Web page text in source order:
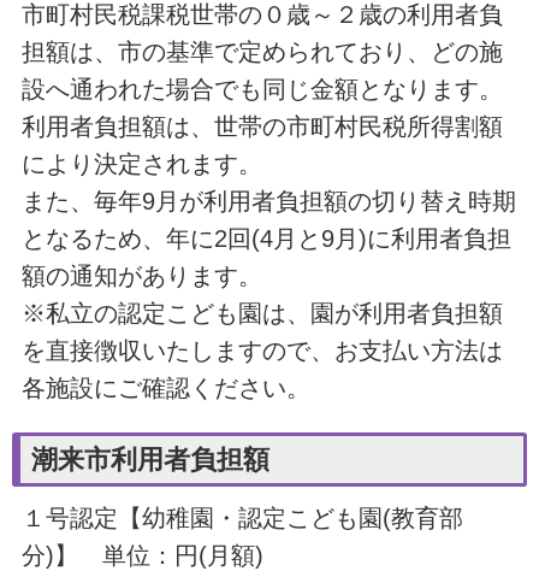
市町村民税課税世帯の０歳～２歳の利用者負
担額は、市の基準で定められており、どの施
設へ通われた場合でも同じ金額となります。
利用者負担額は、世帯の市町村民税所得割額
により決定されます。
また、毎年9月が利用者負担額の切り替え時期
となるため、年に2回(4月と9月)に利用者負担
額の通知があります。
※私立の認定こども園は、園が利用者負担額
を直接徴収いたしますので、お支払い方法は
各施設にご確認ください。
潮来市利用者負担額
１号認定【幼稚園・認定こども園(教育部
分)】
単位：円(月額)